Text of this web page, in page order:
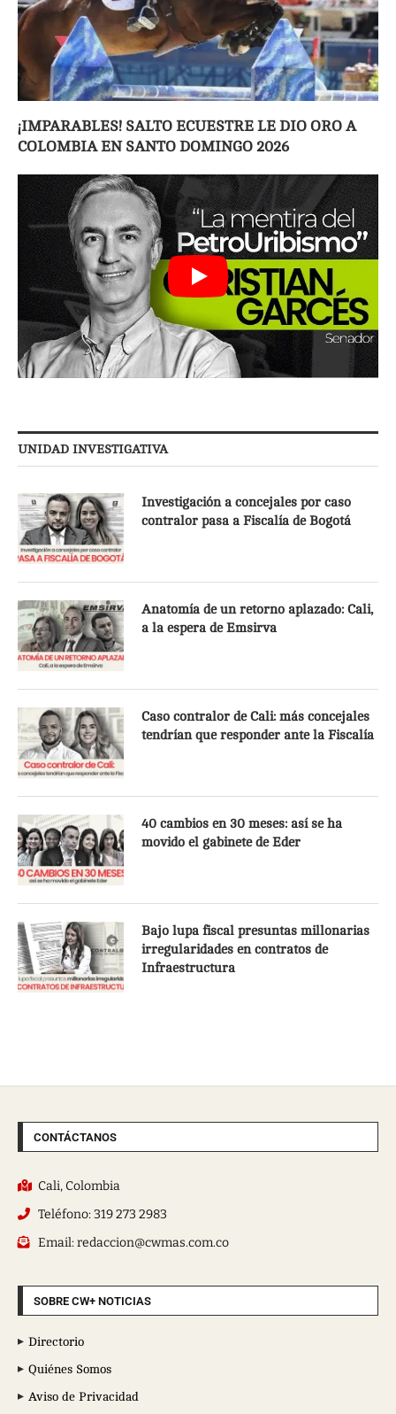
¡IMPARABLES! SALTO ECUESTRE LE DIO ORO A
COLOMBIA EN SANTO DOMINGO 2026
UNIDAD INVESTIGATIVA
Investigación a concejales por caso
contralor pasa a Fiscalía de Bogotá
Anatomía de un retorno aplazado: Cali,
a la espera de Emsirva
Caso contralor de Cali: más concejales
tendrían que responder ante la Fiscalía
40 cambios en 30 meses: así se ha
movido el gabinete de Eder
Bajo lupa fiscal presuntas millonarias
irregularidades en contratos de
Infraestructura
CONTÁCTANOS
Cali, Colombia
Teléfono: 319 273 2983
Email: redaccion@cwmas.com.co
SOBRE CW+ NOTICIAS
Directorio
Quiénes Somos
Aviso de Privacidad